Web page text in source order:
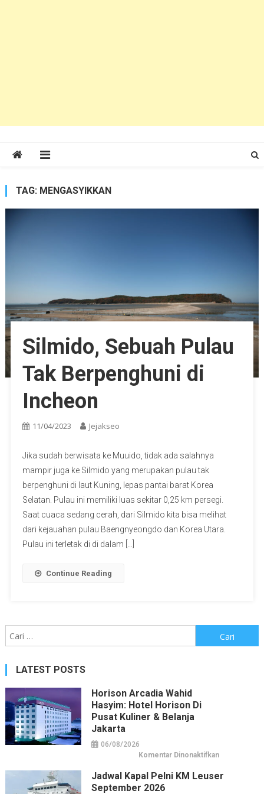
TAG: MENGASYIKKAN
Silmido, Sebuah Pulau
Tak Berpenghuni di
Incheon
11/04/2023 Jejakseo
Jika sudah berwisata ke Muuido, tidak ada salahnya
mampir juga ke Silmido yang merupakan pulau tak
berpenghuni di laut Kuning, lepas pantai barat Korea
Selatan. Pulau ini memiliki luas sekitar 0,25 km persegi.
Saat cuaca sedang cerah, dari Silmido kita bisa melihat
dari kejauahan pulau Baengnyeongdo dan Korea Utara.
Pulau ini terletak di di dalam […]
Continue Reading
untuk:
LATEST POSTS
Horison Arcadia Wahid
Hasyim: Hotel Horison Di
Pusat Kuliner & Belanja
Jakarta
06/08/2026
Komentar Dinonaktifkanpada
Wahid
Jadwal Kapal Pelni KM Leuser
September 2026